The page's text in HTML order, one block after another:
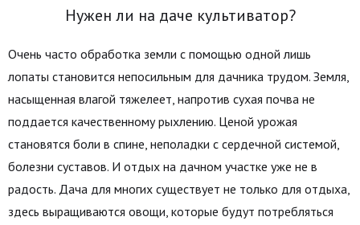
Нужен ли на даче культиватор?
Очень часто обработка земли с помощью одной лишь
лопаты становится непосильным для дачника трудом. Земля,
насыщенная влагой тяжелеет, напротив сухая почва не
поддается качественному рыхлению. Ценой урожая
становятся боли в спине, неполадки с сердечной системой,
болезни суставов. И отдых на дачном участке уже не в
радость. Дача для многих существует не только для отдыха,
здесь выращиваются овощи, которые будут потребляться